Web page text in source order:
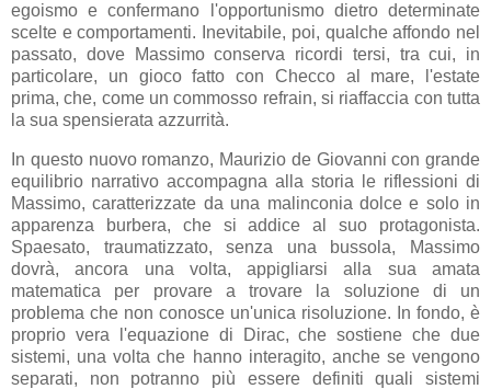
egoismo e confermano l'opportunismo dietro determinate
scelte e comportamenti. Inevitabile, poi, qualche affondo nel
passato, dove Massimo conserva ricordi tersi, tra cui, in
particolare, un gioco fatto con Checco al mare, l'estate
prima, che, come un commosso refrain, si riaffaccia con tutta
la sua spensierata azzurrità.
In questo nuovo romanzo, Maurizio de Giovanni con grande
equilibrio narrativo accompagna alla storia le riflessioni di
Massimo, caratterizzate da una malinconia dolce e solo in
apparenza burbera, che si addice al suo protagonista.
Spaesato, traumatizzato, senza una bussola, Massimo
dovrà, ancora una volta, appigliarsi alla sua amata
matematica per provare a trovare la soluzione di un
problema che non conosce un'unica risoluzione. In fondo, è
proprio vera l'equazione di Dirac, che sostiene che due
sistemi, una volta che hanno interagito, anche se vengono
separati, non potranno più essere definiti quali sistemi